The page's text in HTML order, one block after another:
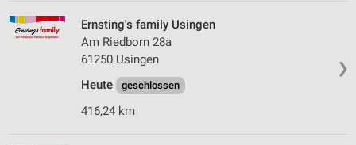
❯
Ernsting's family Usingen
Am Riedborn 28a
61250 Usingen
Heute
geschlossen
416,24 km
Verwendung von Profilen zur Auswahl
personalisierter Inhalte
Messung der Werbeleistung
Messung der Performance von Inhalten